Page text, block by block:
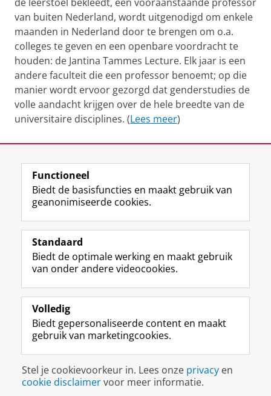
van buiten Nederland, wordt uitgenodigd om enkele
maanden in Nederland door te brengen om o.a.
colleges te geven en een openbare voordracht te
houden: de Jantina Tammes Lecture. Elk jaar is een
andere faculteit die een professor benoemt; op die
manier wordt ervoor gezorgd dat genderstudies de
volle aandacht krijgen over de hele breedte van de
universitaire disciplines. (Lees meer)
View this page in:English
Volg de RUG
F
a
e
b
o
p
a
i
n
a
L
i
k
e
I
-
p
g
i
n
R
S
-
f
e
R
k
s
u
I
n
t
r
m
c
c
o
Y
o
T
e
k
a
a
Studiekiezers
Alumni
Over ons
Disclaimer & Copyright
Inloggen
Functioneel
Biedt de basisfuncties en maakt gebruik van
geanonimiseerde cookies.
Standaard
Biedt de optimale werking en maakt gebruik
van onder andere videocookies.
Volledig
Biedt gepersonaliseerde content en maakt
gebruik van marketingcookies.
Stel je cookievoorkeur in. Lees onze privacy en
cookie disclaimervoor meer informatie.